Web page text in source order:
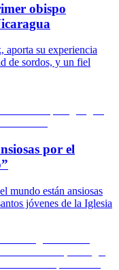
obispo
aporta su experiencia
de sordos, y un fiel
por el
mundo están ansiosas
jóvenes de la Iglesia